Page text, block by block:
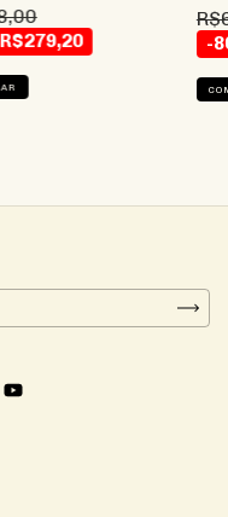
R$279,20 -